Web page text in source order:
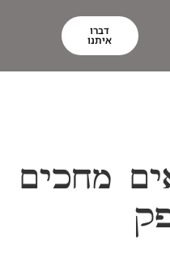
דברו
איתנו
מחכים